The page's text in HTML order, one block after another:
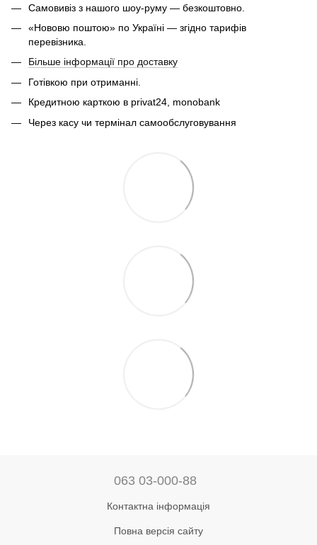
Самовивіз з нашого шоу-руму — безкоштовно.
«Нововю поштою» по Україні — згідно тарифів
перевізника.
Більше інформації про доставку
Готівкою при отриманні.
Кредитною карткою в privat24, monobank
Через касу чи термінал самообслуговування
063 03-000-88
Контактна інформація
Повна версія сайту